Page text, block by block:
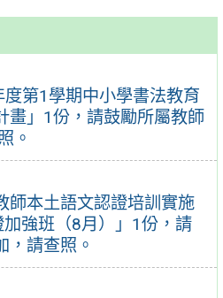
第1學期中小學書法教育
畫」1份，請鼓勵所屬教師
。
師本土語文認證培訓實施
強班（8月）」1份，請
，請查照。